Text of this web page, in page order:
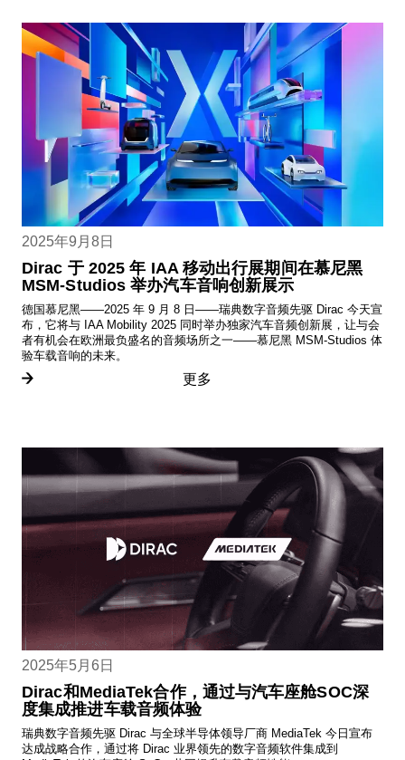
2025年9月8日
Dirac 于 2025 年 IAA 移动出行展期间在慕尼黑
MSM-Studios 举办汽车音响创新展示
德国慕尼黑——2025 年 9 月 8 日——瑞典数字音频先驱 Dirac 今天宣
布，它将与 IAA Mobility 2025 同时举办独家汽车音频创新展，让与会
者有机会在欧洲最负盛名的音频场所之一——慕尼黑 MSM-Studios 体
验车载音响的未来。
更多
2025年5月6日
Dirac和MediaTek合作，通过与汽车座舱SOC深
度集成推进车载音频体验
瑞典数字音频先驱 Dirac 与全球半导体领导厂商 MediaTek 今日宣布
达成战略合作，通过将 Dirac 业界领先的数字音频软件集成到